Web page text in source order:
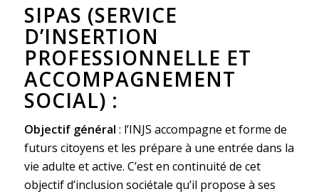
SIPAS (SERVICE
D’INSERTION
PROFESSIONNELLE ET
ACCOMPAGNEMENT
SOCIAL) :
Objectif général : l’INJS accompagne et forme de
futurs citoyens et les prépare à une entrée dans la
vie adulte et active. C’est en continuité de cet
objectif d’inclusion sociétale qu’il propose à ses